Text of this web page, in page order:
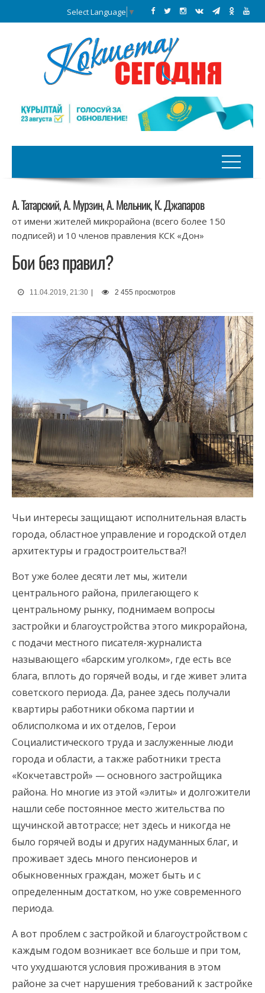
Select Language ▼
А. Татарский, А. Мурзин, А. Мельник, К. Джапаров
от имени жителей микрорайона (всего более 150
подписей) и 10 членов правления КСК «Дон»
Бои без правил?
11.04.2019, 21:30 2 455 просмотров
Чьи интересы защищают исполнительная власть
города, областное управление и городской отдел
архитектуры и градостроительства?!
Вот уже более десяти лет мы, жители
центрального района, прилегающего к
центральному рынку, поднимаем вопросы
застройки и благоустройства этого микрорайона,
с подачи местного писателя-журналиста
называющего «барским уголком», где есть все
блага, вплоть до горячей воды, и где живет элита
советского периода. Да, ранее здесь получали
квартиры работники обкома партии и
облисполкома и их отделов, Герои
Социалистического труда и заслуженные люди
города и области, а также работники треста
«Кокчетавстрой» — основного застройщика
района. Но многие из этой «элиты» и долгожители
нашли себе постоянное место жительства по
щучинской автотрассе; нет здесь и никогда не
было горячей воды и других надуманных благ, и
проживает здесь много пенсионеров и
обыкновенных граждан, может быть и с
определенным достатком, но уже современного
периода.
А вот проблем с застройкой и благоустройством с
каждым годом возникает все больше и при том,
что ухудшаются условия проживания в этом
районе за счет нарушения требований к застройке